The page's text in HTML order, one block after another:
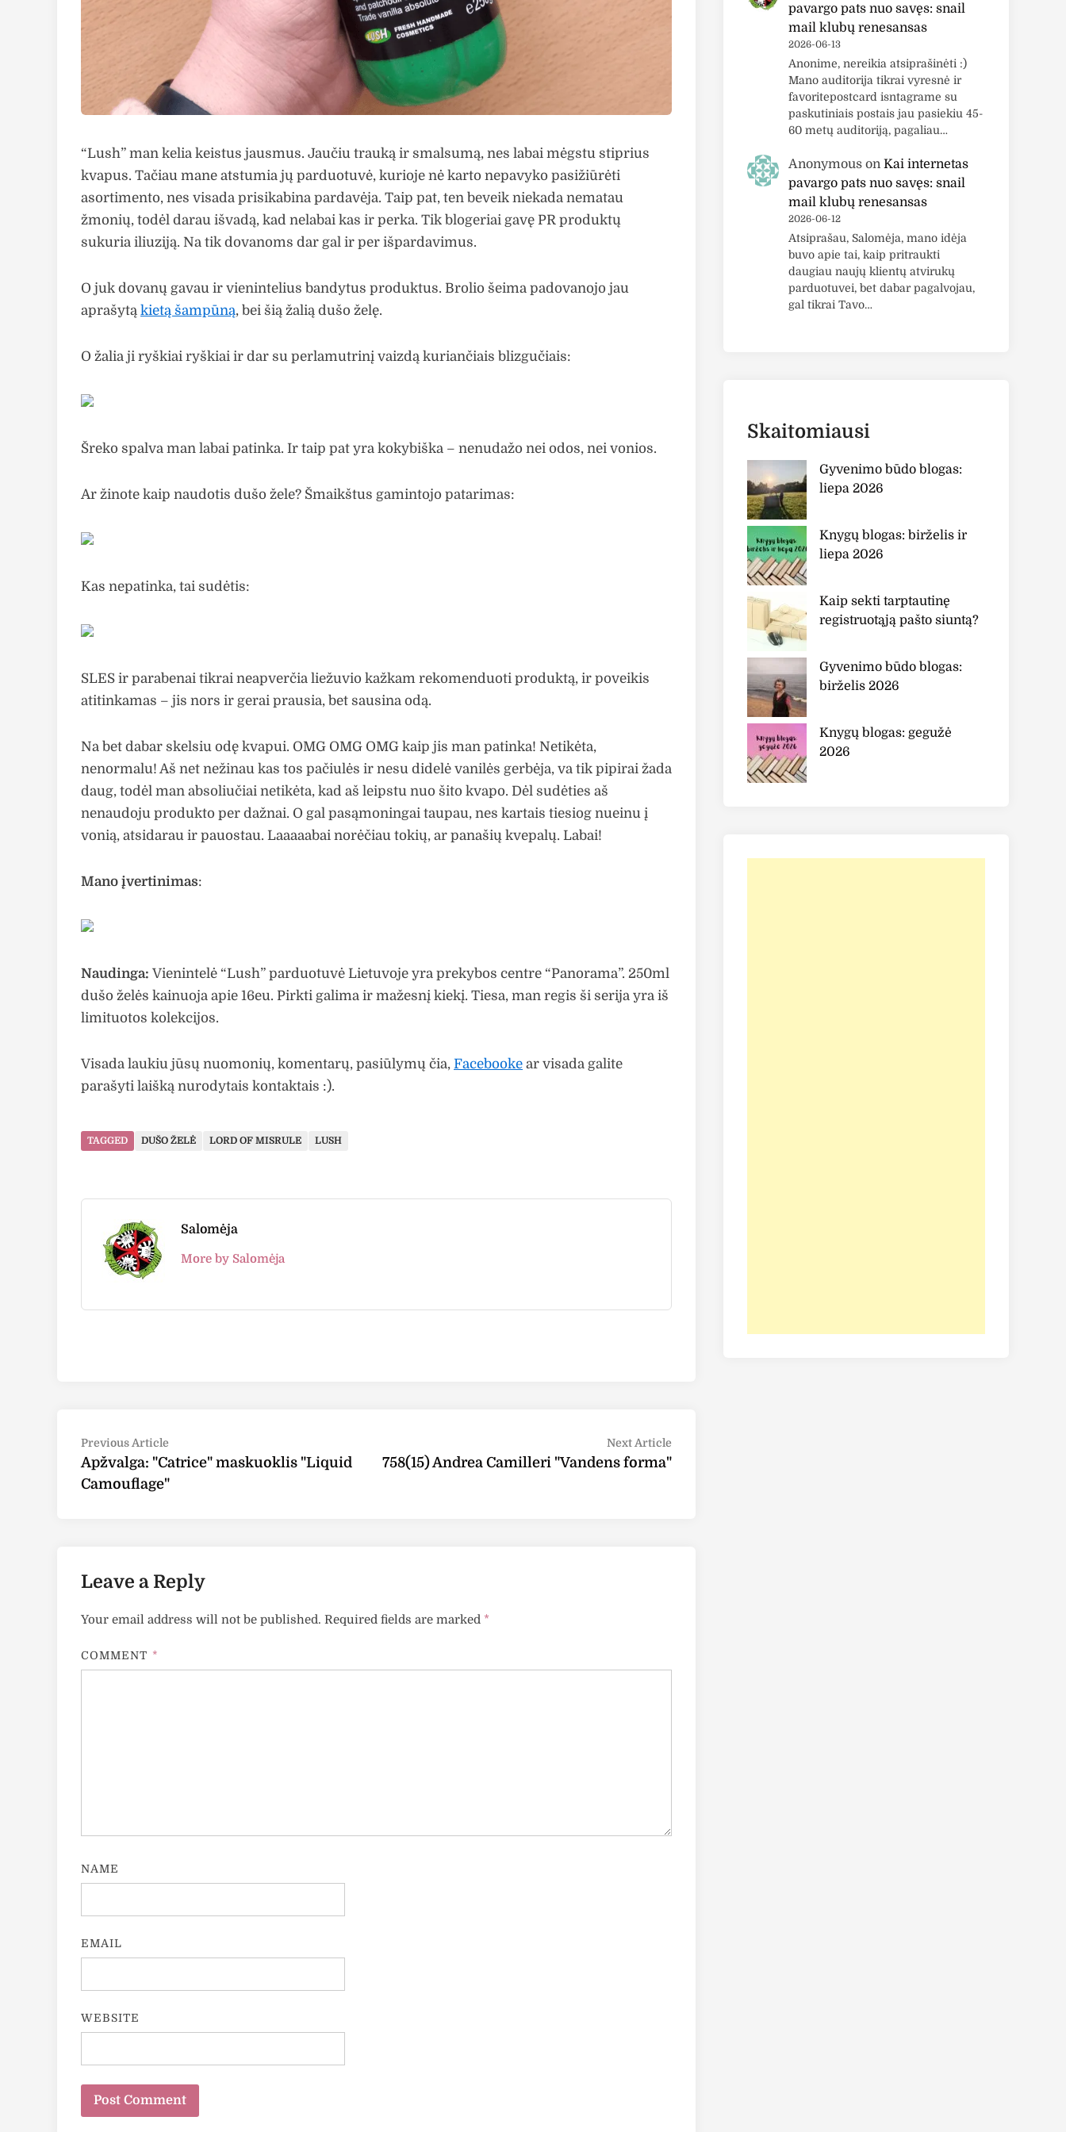
“Lush” man kelia keistus jausmus. Jaučiu trauką ir smalsumą, nes labai mėgstu stiprius
kvapus. Tačiau mane atstumia jų parduotuvė, kurioje nė karto nepavyko pasižiūrėti
asortimento, nes visada prisikabina pardavėja. Taip pat, ten beveik niekada nematau
žmonių, todėl darau išvadą, kad nelabai kas ir perka. Tik blogeriai gavę PR produktų
sukuria iliuziją. Na tik dovanoms dar gal ir per išpardavimus.
O juk dovanų gavau ir vienintelius bandytus produktus. Brolio šeima padovanojo jau
aprašytą kietą šampūną, bei šią žalią dušo želę.
O žalia ji ryškiai ryškiai ir dar su perlamutrinį vaizdą kuriančiais blizgučiais:
Šreko spalva man labai patinka. Ir taip pat yra kokybiška – nenudažo nei odos, nei vonios.
Ar žinote kaip naudotis dušo žele? Šmaikštus gamintojo patarimas:
Kas nepatinka, tai sudėtis:
SLES ir parabenai tikrai neapverčia liežuvio kažkam rekomenduoti produktą, ir poveikis
atitinkamas – jis nors ir gerai prausia, bet sausina odą.
Na bet dabar skelsiu odę kvapui. OMG OMG OMG kaip jis man patinka! Netikėta,
nenormalu! Aš net nežinau kas tos pačiulės ir nesu didelė vanilės gerbėja, va tik pipirai žada
daug, todėl man absoliučiai netikėta, kad aš leipstu nuo šito kvapo. Dėl sudėties aš
nenaudoju produkto per dažnai. O gal pasąmoningai taupau, nes kartais tiesiog nueinu į
vonią, atsidarau ir pauostau. Laaaaabai norėčiau tokių, ar panašių kvepalų. Labai!
Mano įvertinimas:
Naudinga: Vienintelė “Lush” parduotuvė Lietuvoje yra prekybos centre “Panorama”. 250ml
dušo želės kainuoja apie 16eu. Pirkti galima ir mažesnį kiekį. Tiesa, man regis ši serija yra iš
limituotos kolekcijos.
Visada laukiu jūsų nuomonių, komentarų, pasiūlymų čia, Facebooke ar visada galite
parašyti laišką nurodytais kontaktais :).
TAGGED DUŠO ŽELĖ LORD OF MISRULE LUSH
Salomėja
More by Salomėja
Post
navigation
Previous Article
article:
Apžvalga: "Catrice" maskuoklis "Liquid
Camouflage"
Next Article
article:
758(15) Andrea Camilleri "Vandens forma"
Leave a Reply
Your email address will not be published. Required fields are marked *
COMMENT *
NAME
EMAIL
WEBSITE
pavargo pats nuo savęs: snail
mail klubų renesansas
2026-06-13
Anonime, nereikia atsiprašinėti :)
Mano auditorija tikrai vyresnė ir
favoritepostcard isntagrame su
paskutiniais postais jau pasiekiu 45-
60 metų auditoriją, pagaliau…
Anonymous on Kai internetas
pavargo pats nuo savęs: snail
mail klubų renesansas
2026-06-12
Atsiprašau, Salomėja, mano idėja
buvo apie tai, kaip pritraukti
daugiau naujų klientų atvirukų
parduotuvei, bet dabar pagalvojau,
gal tikrai Tavo…
Skaitomiausi
Gyvenimo būdo blogas:
liepa 2026
Knygų blogas: birželis ir
liepa 2026
Kaip sekti tarptautinę
registruotąją pašto siuntą?
Gyvenimo būdo blogas:
birželis 2026
Knygų blogas: gegužė
2026